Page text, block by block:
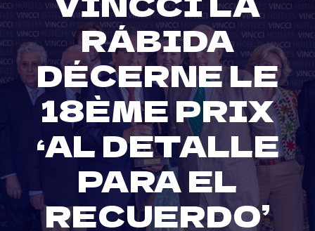
RÁBIDA
DÉCERNE LE
18ÈME PRIX
‘AL DETALLE
PARA EL
RECUERDO’